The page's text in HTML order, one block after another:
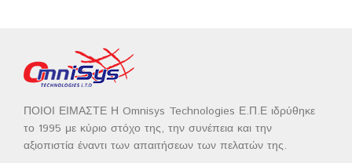
ΠΟΙΟΙ ΕΙΜΑΣΤΕ Η Omnisys Technologies Ε.Π.Ε ιδρύθηκε
το 1995 με κύριο στόχο της, την συνέπεια και την
αξιοπιστία έναντι των απαιτήσεων των πελατών της.